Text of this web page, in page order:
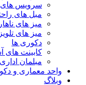
سرویس های
مبل های
میز های
میز های
دکوری ها
کابینت های
مبلمان اداری
واحد معماری و
وبلاگ